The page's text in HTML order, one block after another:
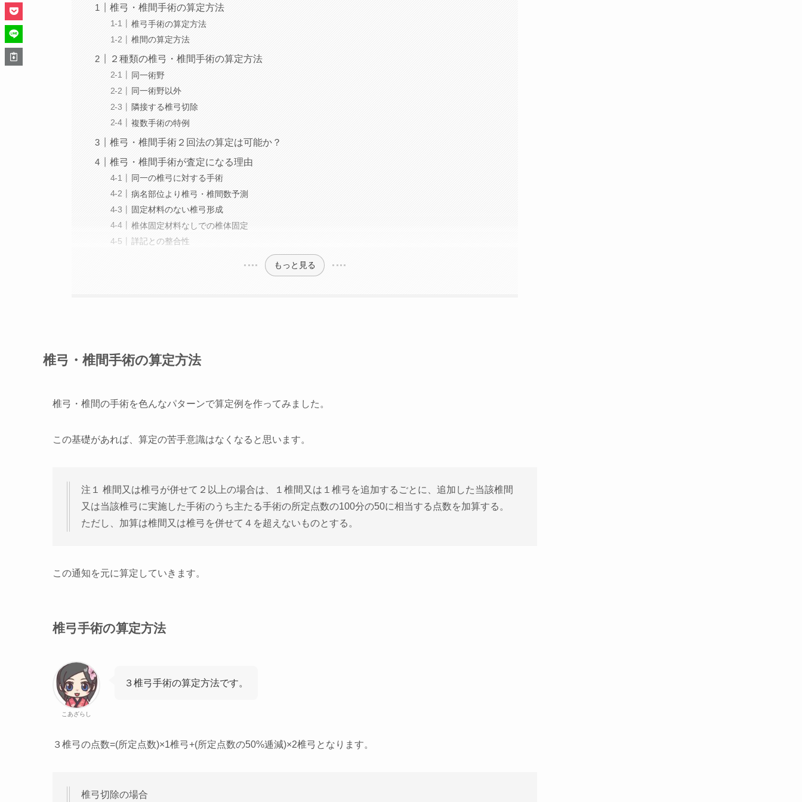
椎弓・椎間手術の算定方法
椎弓手術の算定方法
椎間の算定方法
２種類の椎弓・椎間手術の算定方法
同一術野
同一術野以外
隣接する椎弓切除
複数手術の特例
椎弓・椎間手術２回法の算定は可能か？
椎弓・椎間手術が査定になる理由
同一の椎弓に対する手術
病名部位より椎弓・椎間数予測
固定材料のない椎弓形成
椎体固定材料なしでの椎体固定
詳記との整合性
もっと見る
椎弓・椎間手術の算定方法
椎弓・椎間の手術を色んなパターンで算定例を作ってみました。
この基礎があれば、算定の苦手意識はなくなると思います。
注１
椎間又は椎弓が併せて２以上の場合は、１椎間又は１椎弓を追加するごとに、追加した当該椎間
又は当該椎弓に実施した手術のうち主たる手術の所定点数の100分の50に相当する点数を加算する。
ただし、加算は椎間又は椎弓を併せて４を超えないものとする。
この通知を元に算定していきます。
椎弓手術の算定方法
こあざらし
３椎弓手術の算定方法です。
３椎弓の点数=(所定点数)×1椎弓+(所定点数の50%逓減)×2椎弓 となります。
椎弓切除の場合